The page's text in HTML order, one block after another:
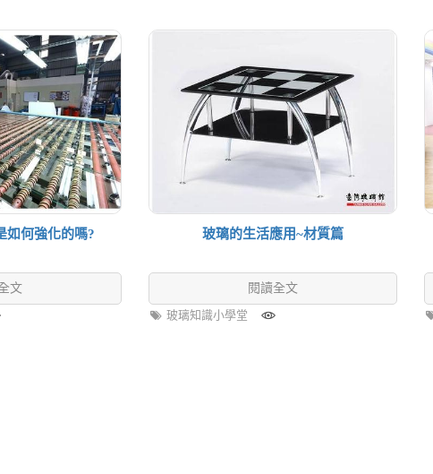
如何強化的嗎?
文
玻璃的生活應用~材質篇
閱讀全文
玻璃知識小學堂